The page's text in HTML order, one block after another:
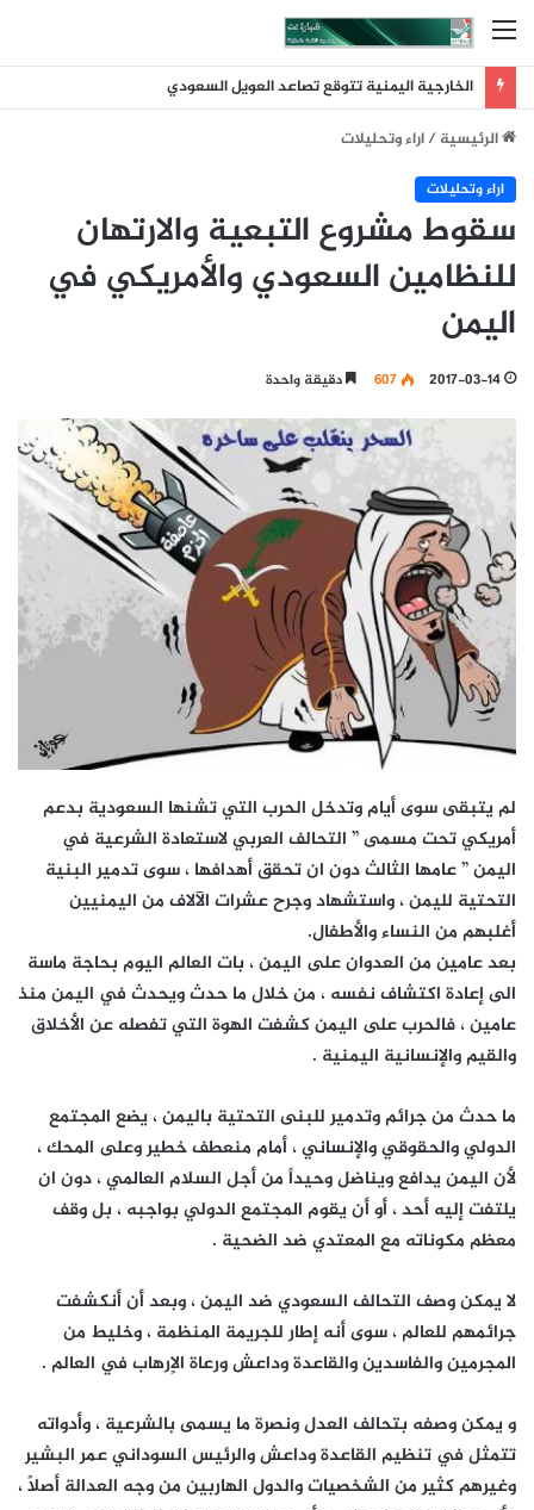
القائمة
الخارجية اليمنية تتوقع تصاعد العويل السعودي
الرئيسية/اراء وتحليلات
اراء وتحليلات
سقوط مشروع التبعية والارتهان
للنظامين السعودي والأمريكي في
اليمن
2017-03-14
607 دقيقة واحدة
لم يتبقى سوى أيام وتدخل الحرب التي تشنها السعودية بدعم
أمريكي تحت مسمى ” التحالف العربي لاستعادة الشرعية في
اليمن ” عامها الثالث دون ان تحقق أهدافها ، سوى تدمير البنية
التحتية لليمن ، واستشهاد وجرح عشرات الآلاف من اليمنيين
أغلبهم من النساء والأطفال.
بعد عامين من العدوان على اليمن ، بات العالم اليوم بحاجة ماسة
الى إعادة اكتشاف نفسه ، من خلال ما حدث ويحدث في اليمن منذ
عامين ، فالحرب على اليمن كشفت الهوة التي تفصله عن الأخلاق
والقيم والإنسانية اليمنية .
ما حدث من جرائم وتدمير للبنى التحتية باليمن ، يضع المجتمع
الدولي والحقوقي والإنساني ، أمام منعطف خطير وعلى المحك ،
لأن اليمن يدافع ويناضل وحيداً من أجل السلام العالمي ، دون ان
يلتفت إليه أحد ، أو أن يقوم المجتمع الدولي بواجبه ، بل وقف
معظم مكوناته مع المعتدي ضد الضحية .
لا يمكن وصف التحالف السعودي ضد اليمن ، وبعد أن أنكشفت
جرائمهم للعالم ، سوى أنه إطار للجريمة المنظمة ، وخليط من
المجرمين والفاسدين والقاعدة وداعش ورعاة الاٍرهاب في العالم .
و يمكن وصفه بتحالف العدل ونصرة ما يسمى بالشرعية ، وأدواته
تتمثل في تنظيم القاعدة وداعش والرئيس السوداني عمر البشير
وغيرهم كثير من الشخصيات والدول الهاربين من وجه العدالة أصلاً ،